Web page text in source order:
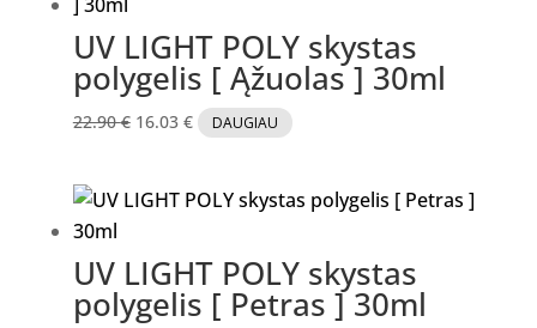
UV LIGHT POLY skystas
polygelis [ Ąžuolas ] 30ml
22.90€ Original
22.90 €.
16.03 €Current
16.03 €.
DAUGIAU
UV LIGHT POLY skystas
polygelis [ Petras ] 30ml